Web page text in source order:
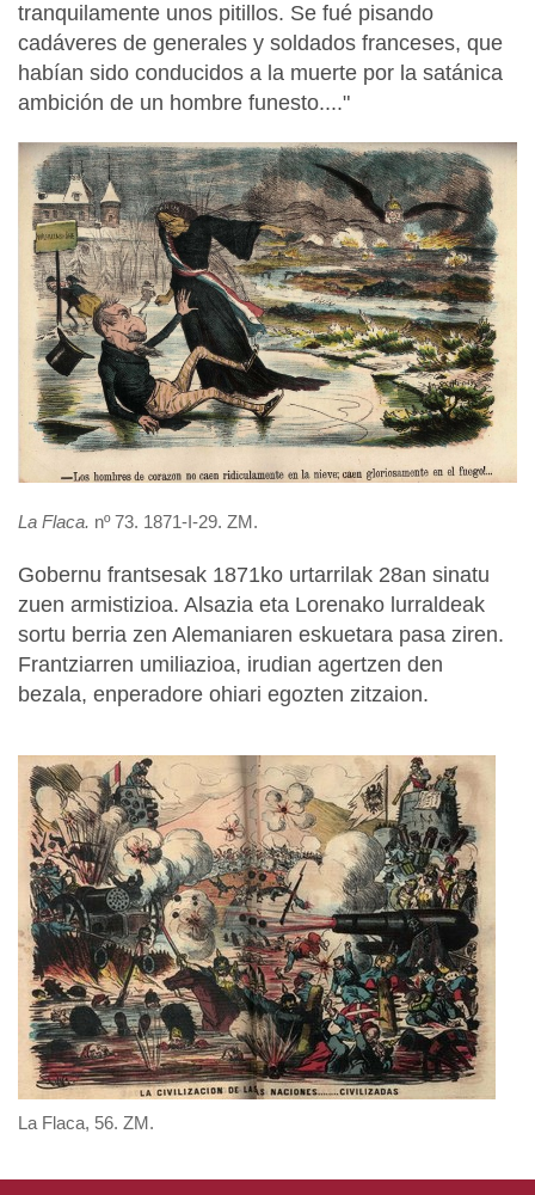
tranquilamente unos pitillos. Se fué pisando
cadáveres de generales y soldados franceses, que
habían sido conducidos a la muerte por la satánica
ambición de un hombre funesto...."
La Flaca. nº 73. 1871-I-29. ZM.
Gobernu frantsesak 1871ko urtarrilak 28an sinatu
zuen armistizioa. Alsazia eta Lorenako lurraldeak
sortu berria zen Alemaniaren eskuetara pasa ziren.
Frantziarren umiliazioa, irudian agertzen den
bezala, enperadore ohiari egozten zitzaion.
La Flaca, 56. ZM.